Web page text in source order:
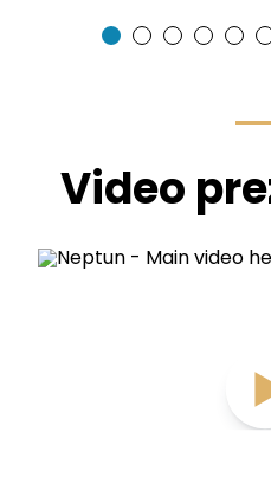
Video